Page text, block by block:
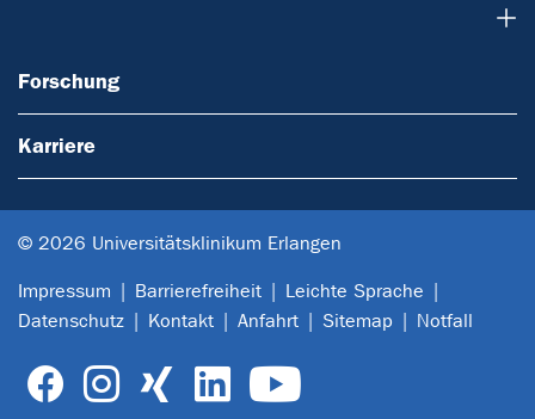
Forschung
Karriere
© 2026 Universitätsklinikum Erlangen
Impressum Barrierefreiheit
Leichte Sprache
Datenschutz
Kontakt Anfahrt Sitemap Notfall